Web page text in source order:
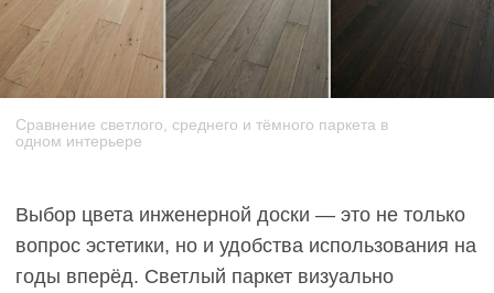
годы вперёд. Светлый паркет визуально
расширяет пространство и создаёт ощущение
воздушности, но многие опасаются, что на нём
будет видна каждая пылинка. Темный паркет
придаёт интерьеру глубину и благородство,
однако есть мнение, что царапины и разводы на
тёмных оттенках заметнее.
выбора между светлыми и тёмными цветами
насколько сложен уход, как влияют на
восприятие пространства и насколько